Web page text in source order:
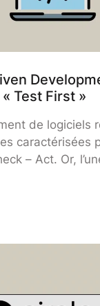
Test First »
de logiciels
caractérisées
– Act. Or,
la phase de
lesquels, le
comment